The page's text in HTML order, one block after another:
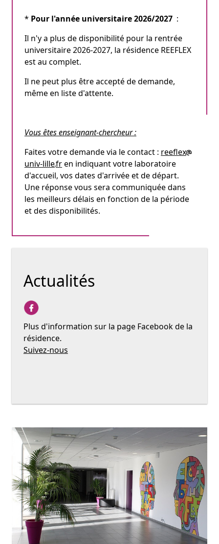
* Pour l'année universitaire 2026/2027 :
Il n'y a plus de disponibilité pour la rentrée
universitaire 2026-2027, la résidence REEFLEX
est au complet.
Il ne peut plus être accepté de demande,
même en liste d'attente.
Vous êtes enseignant-chercheur :
Faites votre demande via le contact : reeflex
univ-lillefren indiquant votre laboratoire
d'accueil, vos dates d'arrivée et de départ.
Une réponse vous sera communiquée dans
les meilleurs délais en fonction de la période
et des disponibilités.
Actualités
Plus d'information sur la page Facebook de la
résidence.
Suivez-nous